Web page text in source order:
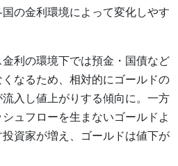
の金利環境によって変化しやす
利の環境下では預金・国債など
なるため、相対的にゴールドの
入し値上がりする傾向に。一方
ュフローを生まないゴールドよ
資家が増え、ゴールドは値下が